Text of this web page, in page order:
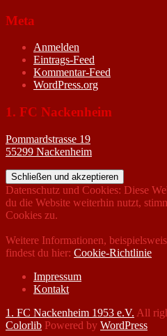
Meta
Anmelden
Eintrags-Feed
Kommentar-Feed
WordPress.org
1. FC Nackenheim
Pommardstrasse 19
55299 Nackenheim
Datenschutz und Cookies: Diese
du die Website weiterhin nutzt,
Cookies zu.
Weitere Informationen,
findest du hier: Cookie-Richtlinie
Impressum
Kontakt
1. FC Nackenheim 1953 e.V. All
Colorlib Powered by WordPress